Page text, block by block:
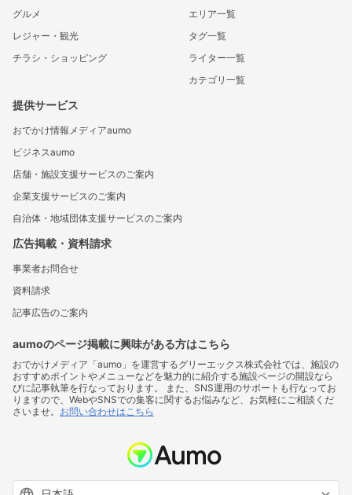
グルメ
レジャー・観光
チラシ・ショッピング
エリア一覧
タグ一覧
ライター一覧
カテゴリ一覧
提供サービス
おでかけ情報メディアaumo
ビジネスaumo
店舗・施設支援サービスのご案内
企業支援サービスのご案内
自治体・地域団体支援サービスのご案内
広告掲載・資料請求
事業者お問合せ
資料請求
記事広告のご案内
aumoのページ掲載に興味がある方はこちら
おでかけメディア「aumo」を運営するグリーエックス株式会社では、施設の
おすすめポイントやメニューなどを魅力的に紹介する施設ページの開設なら
びに記事執筆を行なっております。 また、SNS運用のサポートも行なってお
りますので、WebやSNSでの集客に関するお悩みなど、お気軽にご相談くだ
さいませ。 お問い合わせはこちら